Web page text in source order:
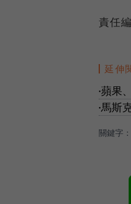
責任
延伸
●蘋果
● 馬斯
關鍵字：